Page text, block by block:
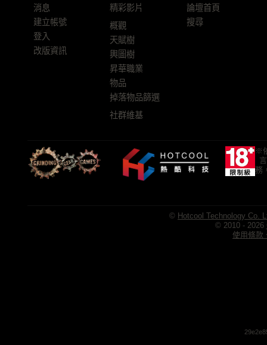
消息
建立帳號
登入
改版資訊
精彩影片
概觀
天賦樹
輿圖樹
昇華職業
物品
掉落物品篩選
社群維基
論壇首頁
搜尋
※
務
© Hotcool Technology Co.
© 2010 - 2026
使用條款